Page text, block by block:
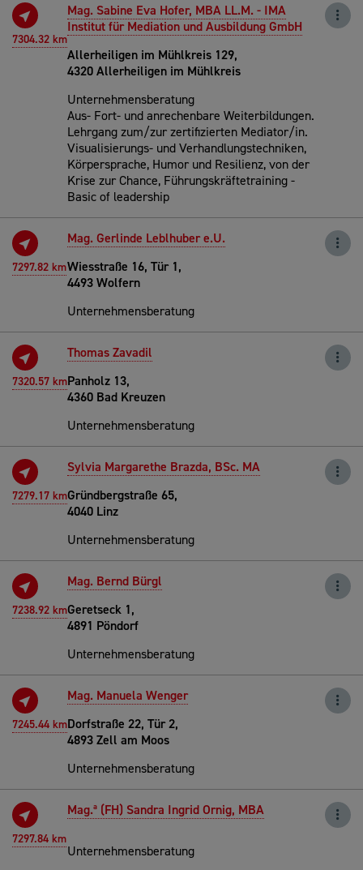
7304.32 km
Mag. Sabine Eva Hofer, MBA LL.M. - IMA
Institut für Mediation und Ausbildung GmbH
Allerheiligen im Mühlkreis 129,
4320 Allerheiligen im Mühlkreis
Unternehmensberatung
Aus- Fort- und anrechenbare Weiterbildungen.
Lehrgang zum/zur zertifizierten Mediator/in.
Visualisierungs- und Verhandlungstechniken,
Körpersprache, Humor und Resilienz, von der
Krise zur Chance, Führungskräftetraining -
Basic of leadership
7297.82 km
Mag. Gerlinde Leblhuber e.U.
Wiesstraße 16, Tür 1,
4493 Wolfern
Unternehmensberatung
7320.57 km
Thomas Zavadil
Panholz 13,
4360 Bad Kreuzen
Unternehmensberatung
7279.17 km
Sylvia Margarethe Brazda, BSc. MA
Gründbergstraße 65,
4040 Linz
Unternehmensberatung
7238.92 km
Mag. Bernd Bürgl
Geretseck 1,
4891 Pöndorf
Unternehmensberatung
7245.44 km
Mag. Manuela Wenger
Dorfstraße 22, Tür 2,
4893 Zell am Moos
Unternehmensberatung
7297.84 km
Mag.ª (FH) Sandra Ingrid Ornig, MBA
Unternehmensberatung